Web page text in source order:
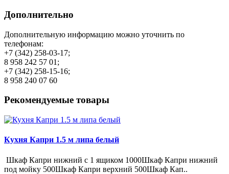
Дополнительно
Дополнительную информацию можно уточнить по
телефонам:
+7 (342) 258-03-17;
8 958 242 57 01;
+7 (342) 258-15-16;
8 958 240 07 60
Рекомендуемые товары
Кухня Капри 1.5 м липа белый
Шкаф Капри нижний с 1 ящиком 1000Шкаф Капри нижний
под мойку 500Шкаф Капри верхний 500Шкаф Кап..